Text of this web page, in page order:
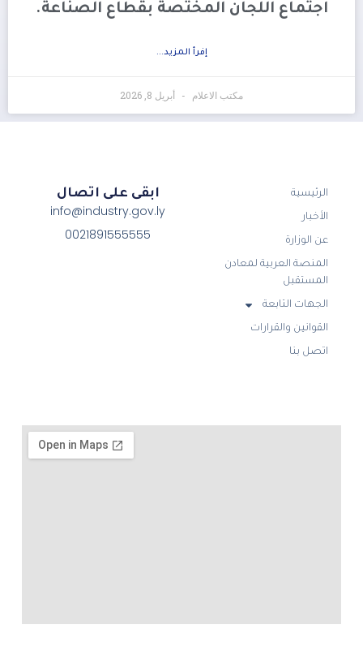
اجتماع اللجان المختصة بقطاع الصناعة.
إفرأ المزيد...
مكتب الاعلام أبريل 8, 2026
الرئيسية
الأخبار
عن الوزارة
المنصة العربية لمعادن
المستقبل
الجهات التابعة
القوانين والقرارات
اتصل بنا
ابقى على اتصال
info@industry.gov.ly
0021891555555